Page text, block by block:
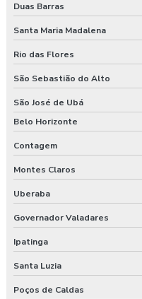
Esocial para segurança do
Esocial segurança do
Exame admissional
Exame admissional em pinhão
Exame admissional preço
Exame admissional em turvo
Exame aso admissional
Exame aso preço
Exame aso valor
Exame demissional preço
Duas Barras
Santa Maria Madalena
Rio das Flores
São Sebastião do Alto
São José de Ubá
Belo Horizonte
Contagem
Montes Claros
Uberaba
Governador Valadares
Ipatinga
Santa Luzia
Poços de Caldas